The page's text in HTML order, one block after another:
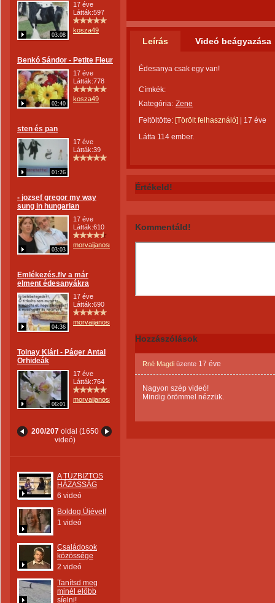
03:08
17 éve
Látták:597
kosza49
Benkó Sándor - Petite Fleur
02:40
17 éve
Látták:778
kosza49
sten és pan
01:26
17 éve
Látták:39
- jozsef gregor my way
sung in hungarian
03:03
17 éve
Látták:610
morvaijanosne
Emlékezés.flv a már
elment édesanyákra
04:36
17 éve
Látták:690
morvaijanosne
Tolnay Klári - Páger Antal
Orhideák
06:01
17 éve
Látták:764
morvaijanosne
200/207 oldal (1650
videó)
A TŰZBIZTOS
HÁZASSÁG
6 videó
Boldog Újévet!
1 videó
Családosok
közössége
2 videó
Tanítsd meg
minél előbb
síelni!
Leírás Videó beágyazása
Édesanya csak egy van!
Címkék:
Kategória: Zene
Feltöltötte: [Törölt felhasználó]
17 éve
Látta 114 ember.
Értékeld!
Kommentáld!
Hozzászólások
Rné Magdi üzente 17 éve
Nagyon szép videó!
Mindig örömmel nézzük.